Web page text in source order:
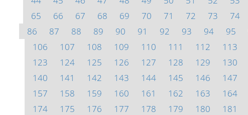
65
66 67 68 69 70 71 72 73 74
86
87 88 89 90 91 92 93 94 95
106
107 108 109 110 111 112 113
123
124 125 126 127 128 129 130
140
141 142 143 144 145 146 147
157
158 159 160 161 162 163 164
174
175 176 177 178 179 180 181